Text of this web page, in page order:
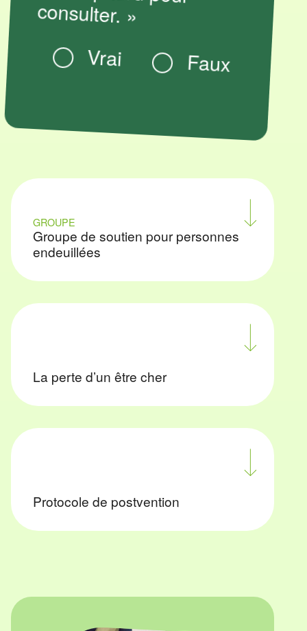
consulter. »
Vrai Faux
mois ou plus de 10 ans, il n’y a pas de
limite de temps pour aller chercher de
travailler un deuil.
GROUPE
Groupe de soutien pour personnes
endeuillées
La perte d’un être cher
Protocole de postvention